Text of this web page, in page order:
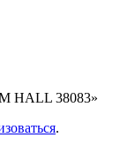
HALL 38083»
.